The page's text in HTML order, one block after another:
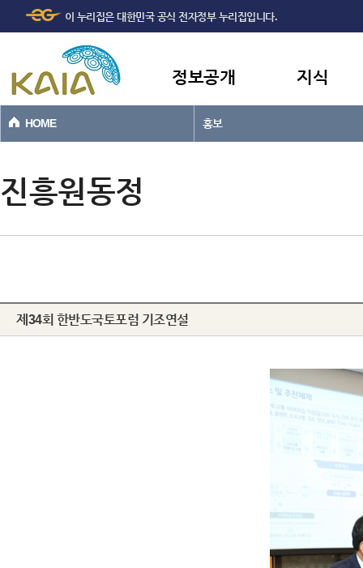
본문바로가기
이 누리집은 대한민국 공식 전자정부 누리집입니다.
정보공개 지식
HOME 홍보
진흥원동정
제34회 한반도국토포럼 기조연설